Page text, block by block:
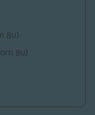
8u)
8u)